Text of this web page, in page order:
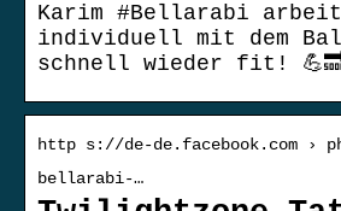
Karim #Bellarabi
individuell mit dem
schnell wieder fit! 💪🔜
http s://de-de.facebook.com ›
bellarabi-…